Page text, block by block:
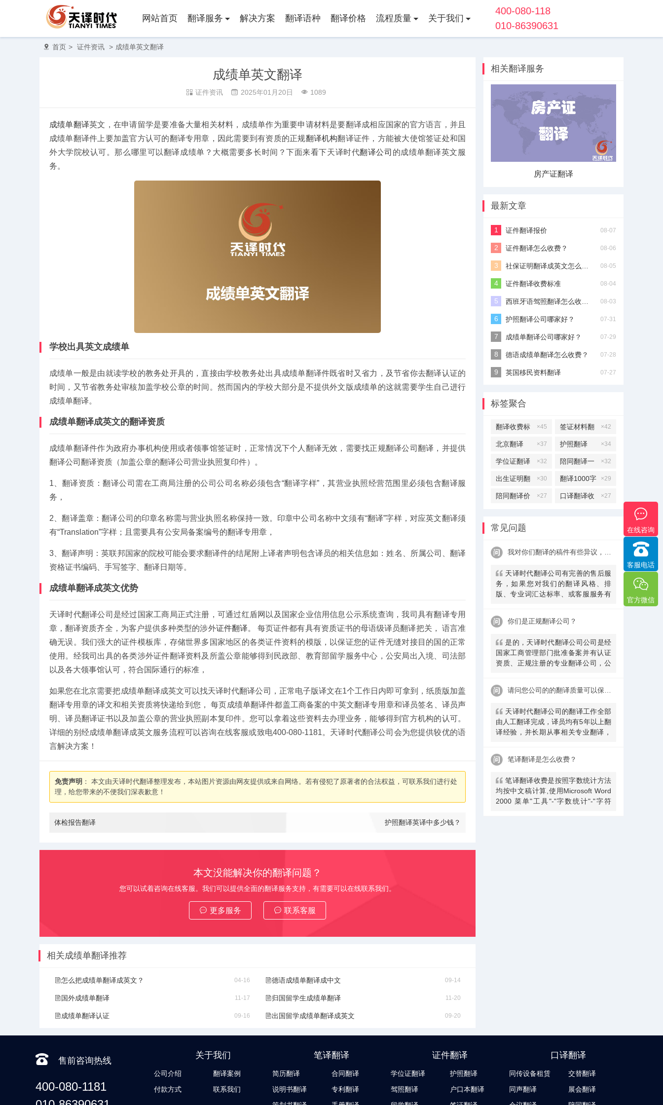
网站首页 翻译服务 解决方案 翻译语种 翻译价格 流程质量 关于我们
400-080-118
010-86390631
首页 > 证件资讯 > 成绩单英文翻译
成绩单英文翻译
证件资讯 2025年01月20日 1089
成绩单翻译英文，在申请留学是要准备大量相关材料，成绩单作为重要申请材料是要翻译成相应国家的官方语言，并且
成绩单翻译件上要加盖官方认可的翻译专用章，因此需要到有资质的正规翻译机构翻译证件，方能被大使馆签证处和国
外大学院校认可。那么哪里可以翻译成绩单？大概需要多长时间？下面来看下天译时代翻译公司 的成绩单翻译英文服
务。
学校出具英文成绩单
成绩单一般是由就读学校的教务处开具的，直接由学校教务处出具成绩单翻译件既省时又省力，及节省你去翻译认证的
时间，又节省教务处审核加盖学校公章的时间。然而国内的学校大部分是不提供外文版成绩单的这就需要学生自己进行
成绩单翻译。
成绩单翻译成英文的翻译资质
成绩单翻译件作为政府办事机构使用或者领事馆签证时，正常情况下个人翻译无效，需要找正规翻译公司翻译，并提供
翻译公司翻译资质（加盖公章的翻译公司营业执照复印件）。
1、翻译资质：翻译公司需在工商局注册的公司公司名称必须包含“翻译字样”，其营业执照经营范围里必须包含翻译服
务，
2、翻译盖章：翻译公司的印章名称需与营业执照名称保持一致。印章中公司名称中文须有“翻译”字样，对应英文翻译须
有“Translation”字样；且需要具有公安局备案编号的翻译专用章，
3、翻译声明：英联邦国家的院校可能会要求翻译件的结尾附上译者声明包含译员的相关信息如：姓名、所属公司、翻译
资格证书编码、手写签字、翻译日期等。
成绩单翻译成英文优势
天译时代翻译公司是经过国家工商局正式注册，可通过红盾网以及国家企业信用信息公示系统查询，我司具有翻译专用
章，翻译资质齐全，为客户提供多种类型的涉外证件翻译。 每页证件都有具有资质证书的母语级译员翻译把关， 语言准
确无误。我们强大的证件模板库，存储世界多国家地区的各类证件资料的模版，以保证您的证件无缝对接目的国的正常
使用。经我司出具的各类涉外证件翻译资料及所盖公章能够得到民政部、教育部留学服务中心，公安局出入境、司法部
以及各大领事馆认可，符合国际通行的标准，
如果您在北京需要把成绩单翻译成英文可以找天译时代翻译公司，正常电子版译文在1个工作日内即可拿到，纸质版加盖
翻译专用章的译文和相关资质将快递给到您， 每页成绩单翻译件都盖工商备案的中英文翻译专用章和译员签名、译员声
明、译员翻译证书以及加盖公章的营业执照副本复印件。您可以拿着这些资料去办理业务，能够得到官方机构的认可。
详细的别经成绩单翻译成英文服务流程可以咨询在线客服或致电400-080-1181。天译时代翻译公司会为您提供较优的语
言解决方案！
免责声明 ： 本文由天译时代翻译整理发布，本站图片资源由网友提供或来自网络。若有侵犯了原著者的合法权益，可联系我们进行处
理，给您带来的不便我们深表歉意！
体检报告翻译 护照翻译英译中多少钱？
本文没能解决你的翻译问题？
您可以试着咨询在线客服。我们可以提供全面的翻译服务支持，有需要可以在线联系我们。
更多服务 联系客服
相关成绩单翻译推荐
怎么把成绩单翻译成英文？ 04-16 德语成绩单翻译成中文 09-14
国外成绩单翻译 11-17 归国留学生成绩单翻译 11-20
成绩单翻译认证 09-16 出国留学成绩单翻译成英文 09-20
相关翻译服务
最新文章
证件翻译报价 08-07
证件翻译怎么收费？ 08-06
08-05
证件翻译收费标准 08-04
08-03
护照翻译公司哪家好？ 07-31
成绩单翻译公司哪家好？ 07-29
德语成绩单翻译怎么收费？ 07-28
英国移民资料翻译 07-27
标签聚合
×45
翻译收费标
准
×42
签证材料翻
译
×37
北京翻译 ×34
护照翻译
×32
学位证翻译 ×32
陪同翻译一
天多少钱
×30
出生证明翻
译
×29
翻译1000字
多少钱
×27
陪同翻译价
×27
口译翻译收
常见问题
我对你们翻译的稿件有些异议，该怎么处理呢？
天译时代翻译公司有完善的售后服
务，如果您对我们的翻译风格、排
版、专业词汇达标率、或客服服务有
司提供及时服务反馈，一直到让您满
意为止。
你们是正规翻译公司？
是的，天译时代翻译公司公司是经
国家工商管理部门批准备案并有认证
资质、正规注册的专业翻译公司，公
请问您公司的的翻译质量可以保证吗
天译时代翻译公司的翻译工作全部
由人工翻译完成，译员均有5年以上翻
译经验，并长期从事相关专业翻译，
时和客户沟通，并随时监控翻译质量
及进程，做
笔译翻译是怎么收费？
​笔译翻译收费是按照字数统计方法
均按中文稿计算,使用Microsoft Word
2000 菜单"工具"-"字数统计"-"字符
售前咨询热线
400-080-1181
关于我们
公司介绍
翻译案例
付款方式
联系我们
笔译翻译
简历翻译
合同翻译
说明书翻译
专利翻译
证件翻译
学位证翻译
护照翻译
驾照翻译
户口本翻译
口译翻译
同传设备租赁
交替翻译
同声翻译
展会翻译
在线咨询
客服电话
官方微信